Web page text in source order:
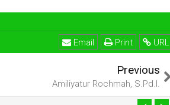
URL
Print
Email
Previous
Amiliyatur Rochmah, S.Pd.I.